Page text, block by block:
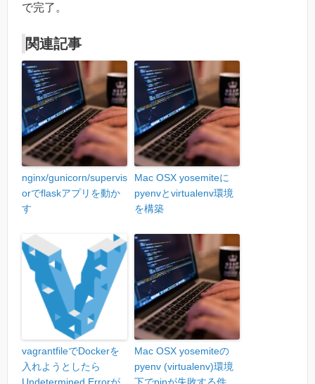
で完了。
関連記事
nginx/gunicorn/supervis
orでflaskアプリを動か
す
Mac OSX yosemiteに
pyenvとvirtualenv環境
を構築
vagrantfileでDockerを
入れようとしたら
Mac OSX yosemiteの
pyenv (virtualenv)環境